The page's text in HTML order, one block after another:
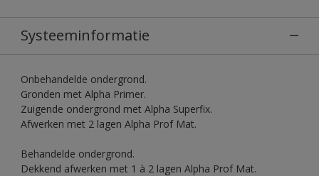
Systeeminformatie
Onbehandelde ondergrond.
Gronden met Alpha Primer.
Zuigende ondergrond met Alpha Superfix.
Afwerken met 2 lagen Alpha Prof Mat.
Behandelde ondergrond.
Dekkend afwerken met 1 à 2 lagen Alpha Prof Mat.